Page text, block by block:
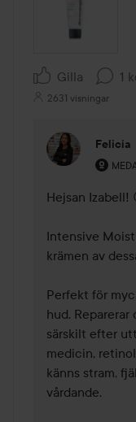
Gilla 1
2631 visningar
Felicia
Hejsan Izabell!
Intensive
krämen av
Perfekt för
hud.
särskilt efter
medicin,
känns stram,
vårdande.